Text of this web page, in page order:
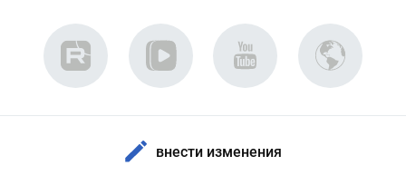
внести изменения